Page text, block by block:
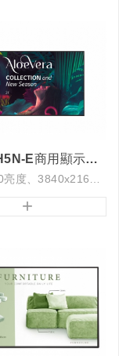
LG 49UH5N-E商用顯示器24/7
+